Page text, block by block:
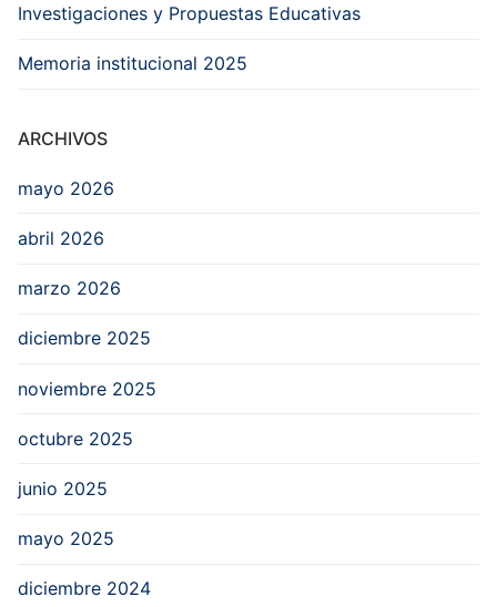
Investigaciones y Propuestas Educativas
Memoria institucional 2025
ARCHIVOS
mayo 2026
abril 2026
marzo 2026
diciembre 2025
noviembre 2025
octubre 2025
junio 2025
mayo 2025
diciembre 2024